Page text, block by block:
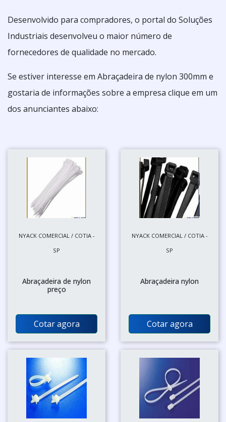
Desenvolvido para compradores, o portal do Soluções
Industriais desenvolveu o maior número de
fornecedores de qualidade no mercado.
Se estiver interesse em Abraçadeira de nylon 300mm e
gostaria de informações sobre a empresa clique em um
dos anunciantes abaixo:
NYACK COMERCIAL / COTIA -
SP
Abraçadeira de nylon
preço
Cotar agora
NYACK COMERCIAL / COTIA -
SP
Abraçadeira nylon
Cotar agora